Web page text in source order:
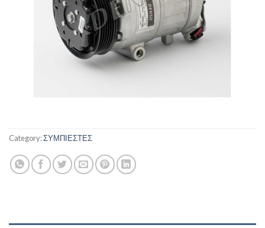
Category:ΣΥΜΠΙΕΣΤΕΣ